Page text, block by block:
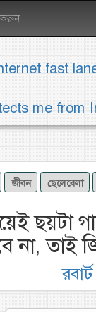
করুন
fast
me from
জীবন ছেলেবেলা
ছয়টা
না, তাই